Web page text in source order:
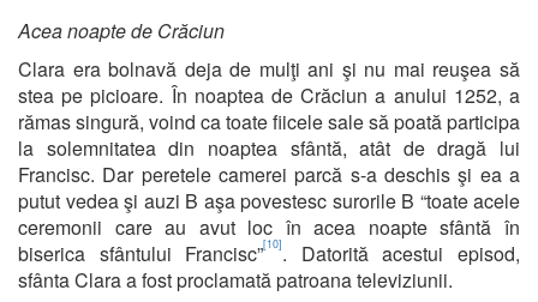
Acea noapte de Crăciun
Clara era bolnavă deja de mulţi ani şi nu mai reuşea să
stea pe picioare. În noaptea de Crăciun a anului 1252, a
rămas singură, voind ca toate fiicele sale să poată participa
la solemnitatea din noaptea sfântă, atât de dragă lui
Francisc. Dar peretele camerei parcă s-a deschis şi ea a
putut vedea şi auzi B aşa povestesc surorile B “toate acele
ceremonii care au avut loc în acea noapte sfântă în
biserica sfântului Francisc”[10]. Datorită acestui episod,
sfânta Clara a fost proclamată patroana televiziunii.